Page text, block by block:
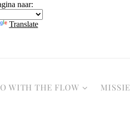
naar:
Translate
WITH THE FLOW MISSIE